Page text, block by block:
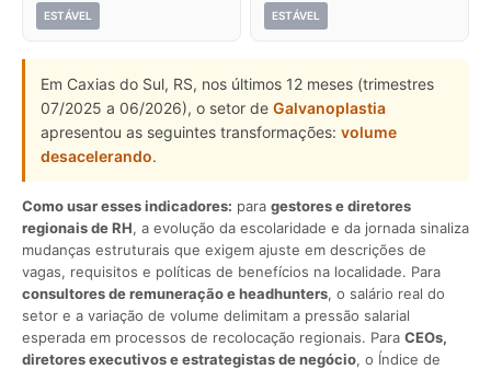
ESTÁVEL ESTÁVEL
Em Caxias do Sul, RS, nos últimos 12 meses (trimestres
07/2025 a 06/2026), o setor de Galvanoplastia
apresentou as seguintes transformações: volume
desacelerando.
Como usar esses indicadores: para gestores e diretores
regionais de RH, a evolução da escolaridade e da jornada sinaliza
mudanças estruturais que exigem ajuste em descrições de
vagas, requisitos e políticas de benefícios na localidade. Para
consultores de remuneração e headhunters, o salário real do
setor e a variação de volume delimitam a pressão salarial
esperada em processos de recolocação regionais. Para CEOs,
diretores executivos e estrategistas de negócio, o Índice de